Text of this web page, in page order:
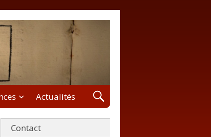
Actualités
Contact